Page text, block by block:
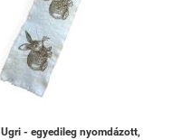
Ugri - egyedileg nyomdázott,